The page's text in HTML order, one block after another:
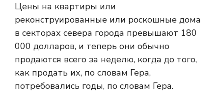
Цены на квартиры или
реконструированные или роскошные дома
в секторах севера города превышают 180
000 долларов, и теперь они обычно
продаются всего за неделю, когда до того,
как продать их, по словам Гера,
потребовались годы, по словам Гера.